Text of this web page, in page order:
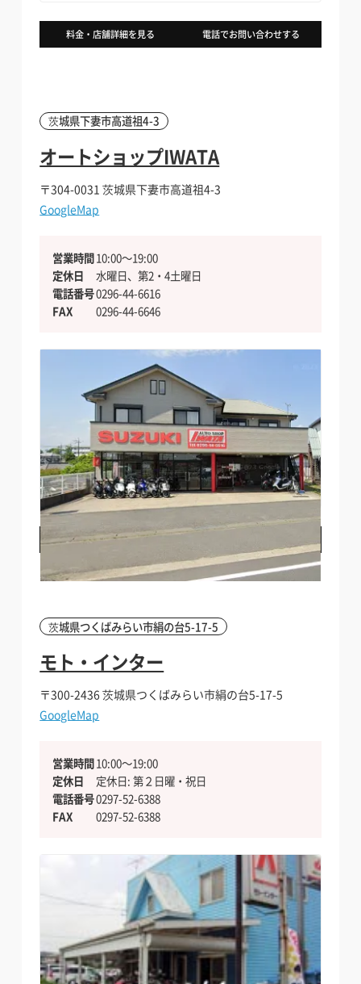
バイクを借りたい方
貸したい・シェアしたい方
インバウンドへの対応
加盟店になりたい方向け
安全安心の個人間のシェア保険
貸したい・シェアしたい方
インバウンドへの対応
料金・店舗詳細を見る 電話でお問い合わせする
茨城県下妻市高道祖4-3
オートショップIWATA
〒304-0031茨城県下妻市高道祖4-3
GoogleMap
営業時間10:00〜19:00
定休日
水曜日、第2・4土曜日
電話番号0296-44-6616
FAX
0296-44-6646
料金・店舗詳細を見る
茨城県つくばみらい市絹の台5-17-5
モト・インター
〒300-2436茨城県つくばみらい市絹の台5-17-5
GoogleMap
営業時間10:00〜19:00
定休日
定休日: 第２日曜・祝日
電話番号0297-52-6388
FAX
0297-52-6388